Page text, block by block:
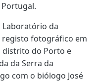
Laboratório da
registo fotográfico em
distrito do Porto e
da Serra da
com o biólogo José